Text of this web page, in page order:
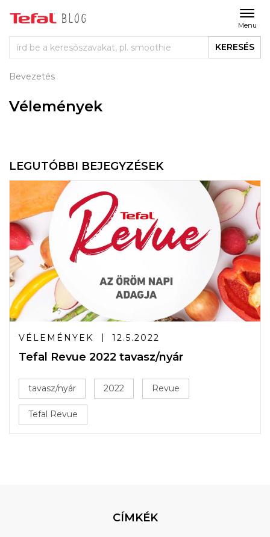
Menu
KERESÉS
Bevezetés
Vélemények
LEGUTÓBBI BEJEGYZÉSEK
VÉLEMÉNYEK 12.5.2022
Tefal Revue 2022 tavasz/nyár
tavasz/nyár 2022 Revue
Tefal Revue
CÍMKÉK